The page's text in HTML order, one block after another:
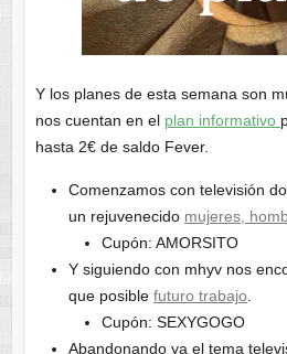
Y los planes de esta semana son
nos cuentan en el plan informativo
hasta 2€ de saldo Fever.
Comenzamos con televisión
un rejuvenecido mujeres,
Cupón: AMORSITO
Y siguiendo con mhyv nos
que posible futuro trabajo
Cupón: SEXYGOGO
Abandonando ya el tema